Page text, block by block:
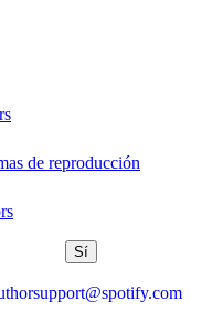
de reproducción
Sí